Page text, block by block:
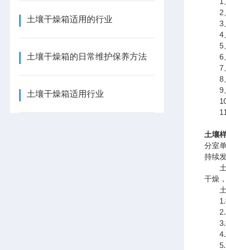
土壤干燥箱适用的行业
土壤干燥箱的日常维护保养方法
土壤干燥箱适用行业
2、
3、
4、
5、
6、
7、
8、
9、
10
11
土壤
分室
持续
土壤
干燥
土
1.打
2.在
3.接
4.机
5.干